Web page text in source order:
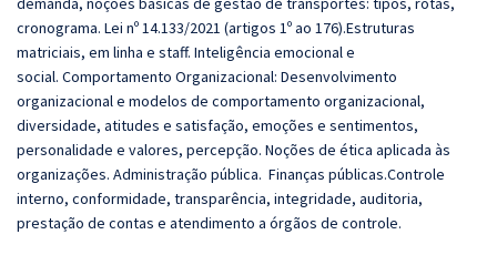
cronograma. Lei nº 14.133/2021 (artigos 1º ao 176).Estruturas
matriciais, em linha e staff. Inteligência emocional e
social. Comportamento Organizacional: Desenvolvimento
organizacional e modelos de comportamento organizacional,
diversidade, atitudes e satisfação, emoções e sentimentos,
personalidade e valores, percepção. Noções de ética aplicada às
organizações. Administração pública. Finanças públicas.Controle
interno, conformidade, transparência, integridade, auditoria,
prestação de contas e atendimento a órgãos de controle.